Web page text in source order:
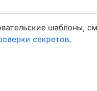
шаблоны,
секретов.